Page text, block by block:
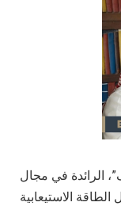
الرائدة في مجال
الاستيعابية